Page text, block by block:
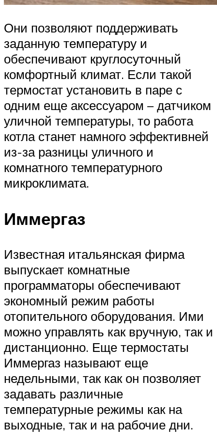
Они позволяют поддерживать
заданную температуру и
обеспечивают круглосуточный
комфортный климат. Если такой
термостат установить в паре с
одним еще аксессуаром – датчиком
уличной температуры, то работа
котла станет намного эффективней
из-за разницы уличного и
комнатного температурного
микроклимата.
Иммергаз
Известная итальянская фирма
выпускает комнатные
программаторы обеспечивают
экономный режим работы
отопительного оборудования. Ими
можно управлять как вручную, так и
дистанционно. Еще термостаты
Иммергаз называют еще
недельными, так как он позволяет
задавать различные
температурные режимы как на
выходные, так и на рабочие дни.